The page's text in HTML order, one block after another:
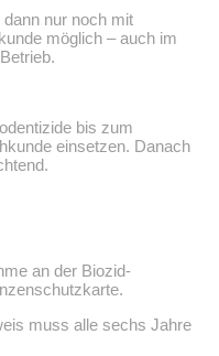
nur noch mit
möglich – auch im
bis zum
einsetzen. Danach
an der Biozid-
muss alle sechs Jahre